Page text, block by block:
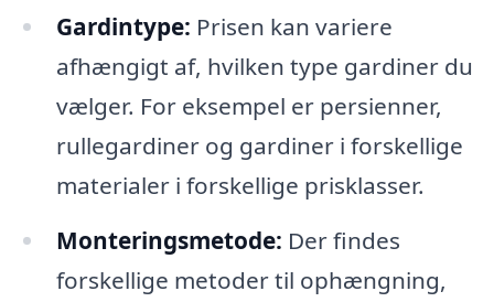
Gardintype: Prisen kan variere
afhængigt af, hvilken type gardiner du
vælger. For eksempel er persienner,
rullegardiner og gardiner i forskellige
materialer i forskellige prisklasser.
Monteringsmetode: Der findes
forskellige metoder til ophængning,